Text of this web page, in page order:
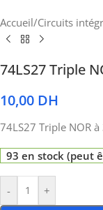
Accueil/Circuits
74LS27 Triple
10,00 DH
74LS27 Triple NOR
93 en stock (peut
- +